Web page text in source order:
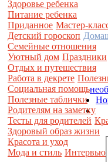
Здоровье ребенка
Питание ребенка
Приданное Мастер-
Детский гороскоп
Семейные отношения
Уютный дом Праздники
Отдых и путешествия
Работа в декрете
Социальная помощь
Полезные таблички
Родителям на заметку
Тесты для родителей
Здоровый образ жизни
Красота и уход
Мода и стиль Интервью